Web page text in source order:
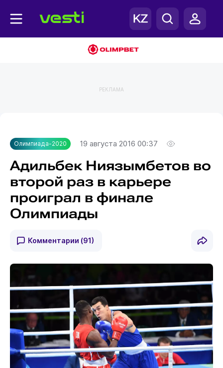
РЕКЛАМА
Олимпиада-2020 19 августа 2016 00:37
Адильбек Ниязымбетов во
второй раз в карьере
проиграл в финале
Олимпиады
Комментарии (91)